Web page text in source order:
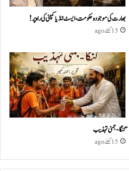
بھارت کی موجودہ حکومت،ایسٹ انڈیا کمپنی کی راہ پر!
15 گھنٹے ago
گنگا-جمنی تہذیب
15 گھنٹے ago